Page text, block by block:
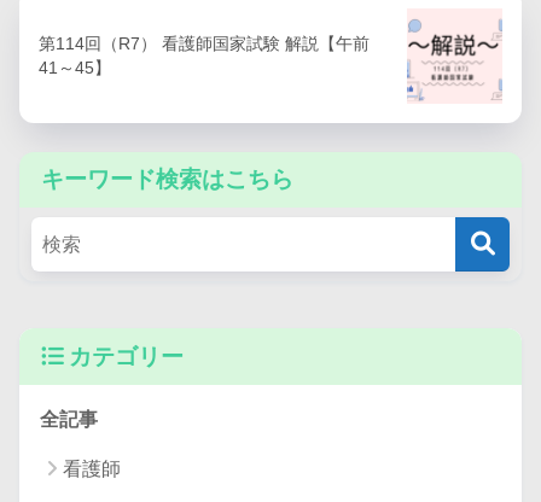
第114回（R7） 看護師国家試験 解説【午前
41～45】
キーワード検索はこちら
カテゴリー
全記事
看護師